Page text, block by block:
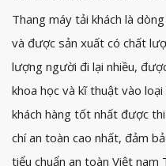
Thang máy tải khách là
và được sản xuất có chất
lượng người đi lại nhiều,
khoa học và kĩ thuật vào
khách hàng tốt nhất được
chí an toàn cao nhất, đảm
tiểu chuẩn an toàn Việt nam